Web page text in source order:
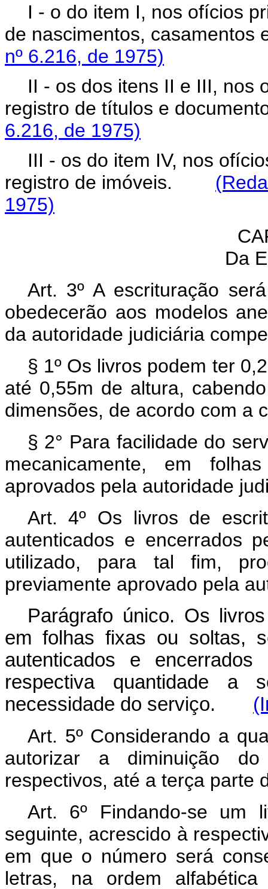
I - o do item I, nos ofícios
de nascimentos,
nº 6.216, de 1975)
II - os dos itens II e III, nos
registro de títulos e
6.216, de 1975)
III - os do item IV, nos
registro de imóveis.
1975)
Da
Art. 3º A escrituração
obedecerão aos modelos
da autoridade judiciária
§ 1º Os livros podem ter
até 0,55m de altura,
dimensões, de acordo com a
§ 2° Para facilidade do
mecanicamente, em
aprovados pela autoridade
Art. 4º Os livros de
autenticados e encerrados
utilizado, para tal fim,
previamente aprovado pela
Parágrafo único. Os
em folhas fixas ou soltas,
autenticados e
respectiva quantidade
necessidade do serviço.
Art. 5º Considerando a
autorizar a diminuição
respectivos, até a terça parte
Art. 6º Findando-se um
seguinte, acrescido à
em que o número será
letras, na ordem